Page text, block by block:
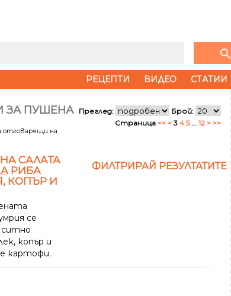
search
РЕЦЕПТИ ВИДЕО СТАТИИ
ЗА ПУШЕНА
отговарящи на
Преглед:
Брой:
Страница << <3 4 5... 12 > >>
ФИЛТРИРАЙ РЕЗУЛТАТИТЕ
САЛАТА
РИБА
КОПЪР И
се
ситно
копър и
картофи.